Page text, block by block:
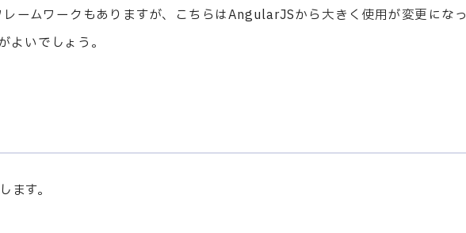
ームワークもありますが、こちらはAngularJSから大きく使用が変更になっ
よいでしょう。
す。